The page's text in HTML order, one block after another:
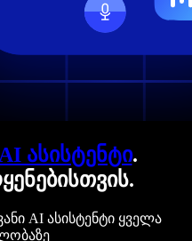
ასისტენტი.
AI ასისტენტი ყველა